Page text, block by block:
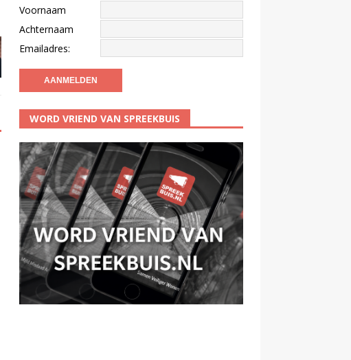
Voornaam
Achternaam
Emailadres:
WORD VRIEND VAN SPREEKBUIS